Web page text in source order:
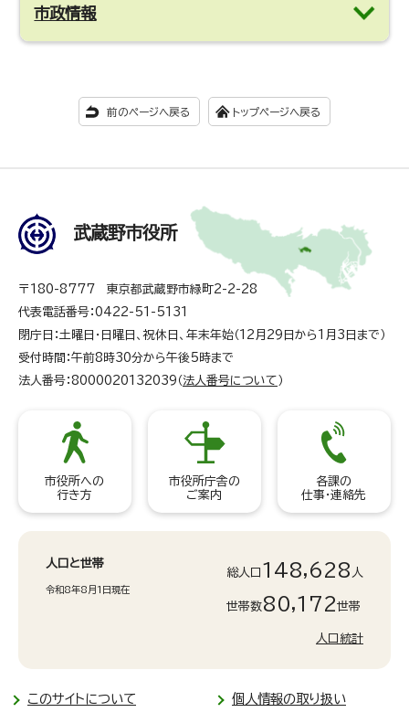
市政情報
前のページへ戻る トップページへ戻る
武蔵野市役所
〒180-8777 東京都武蔵野市緑町2-2-28
代表電話番号：0422-51-5131
閉庁日：土曜日・日曜日、祝休日、年末年始（12月29日から1月3日まで）
受付時間：午前8時30分から午後5時まで
法人番号：8000020132039（ 法人番号について ）
市役所への
行き方
市役所庁舎の
ご案内
各課の
仕事・連絡先
人口と世帯
令和8年8月1日現在
総人口 148,628 人
世帯数80,172世帯
人口統計
このサイトについて 個人情報の取り扱い